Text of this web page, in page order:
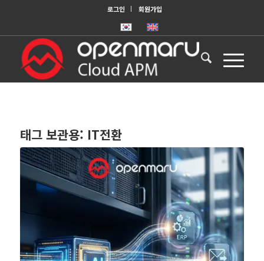
로그인 회원가입
태그 보관용: IT전환